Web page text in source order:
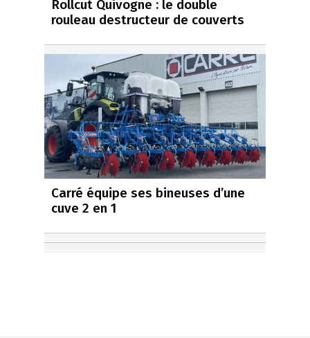
Rollcut Quivogne : le double
rouleau destructeur de couverts
Carré équipe ses bineuses d’une
cuve 2 en 1